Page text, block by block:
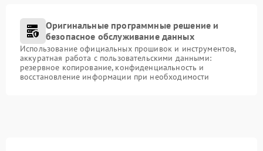
Оригинальные программные решение и
безопасное обслуживание данных
Использование официальных прошивок и инструментов,
аккуратная работа с пользовательскими данными:
резервное копирование, конфиденциальность и
восстановление информации при необходимости